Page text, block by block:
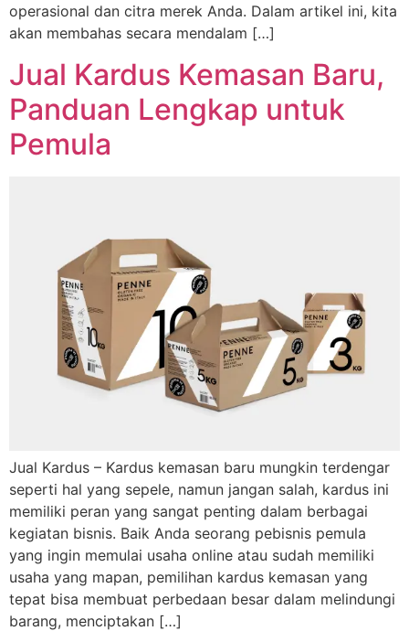
operasional dan citra merek Anda. Dalam artikel ini, kita
akan membahas secara mendalam […]
Jual Kardus Kemasan Baru,
Panduan Lengkap untuk
Pemula
Jual Kardus – Kardus kemasan baru mungkin terdengar
seperti hal yang sepele, namun jangan salah, kardus ini
memiliki peran yang sangat penting dalam berbagai
kegiatan bisnis. Baik Anda seorang pebisnis pemula
yang ingin memulai usaha online atau sudah memiliki
usaha yang mapan, pemilihan kardus kemasan yang
tepat bisa membuat perbedaan besar dalam melindungi
barang, menciptakan […]